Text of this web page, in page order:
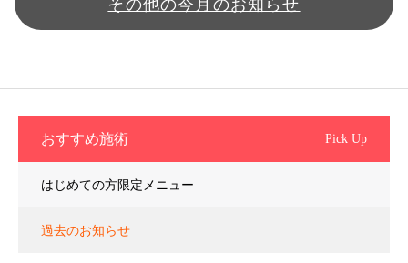
その他の今月のお知らせ
おすすめ施術 Pick Up
はじめての方限定メニュー
過去のお知らせ